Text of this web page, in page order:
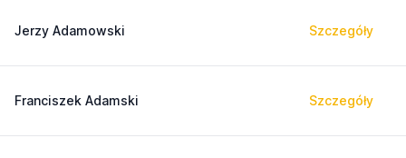
Jerzy Adamowski Szczegóły
Franciszek Adamski Szczegóły